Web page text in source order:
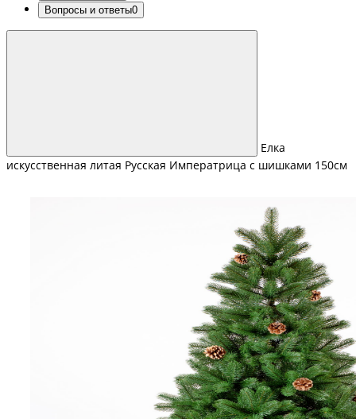
Вопросы и ответы0
Елка
искусственная литая Русская Императрица с шишками 150см